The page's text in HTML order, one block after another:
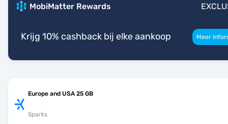
MobiMatter Rewards
Krijg 10% cashback bij elke aankoop Meer
Europe and USA 25 GB
Sparks